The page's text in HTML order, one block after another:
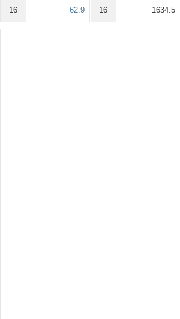
16 62.9 16 1634.5